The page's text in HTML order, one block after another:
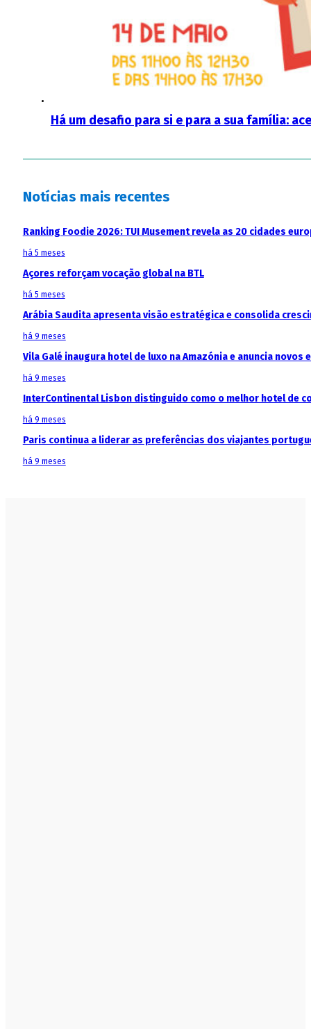
Há um desafio para si e para a sua família:
Notícias mais recentes
Ranking Foodie 2026: TUI Musement revela as 20 cidades
há 5 meses
Açores reforçam vocação global na BTL
há 5 meses
Arábia Saudita apresenta visão estratégica e consolida
há 9 meses
Vila Galé inaugura hotel de luxo na Amazónia e anuncia
há 9 meses
InterContinental Lisbon distinguido como o melhor hotel de
há 9 meses
Paris continua a liderar as preferências dos viajantes
há 9 meses